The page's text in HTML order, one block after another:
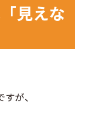
見えな
が、